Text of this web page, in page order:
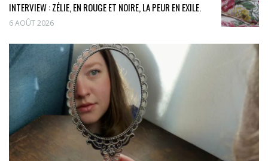
INTERVIEW : ZÉLIE, EN ROUGE ET NOIRE, LA PEUR EN EXILE.
6 AOÛT 2026